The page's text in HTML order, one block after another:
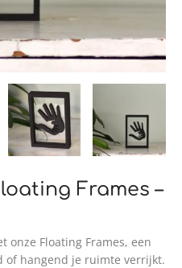
Frames –
onze Floating Frames, een
of hangend je ruimte verrijkt.